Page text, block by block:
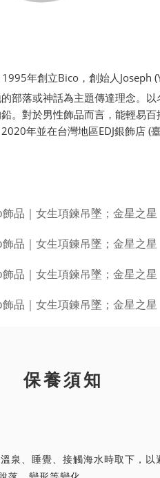
年創立Bico，創始人Joseph
部落或神話為主題傳達理念。
。對於男性飾品而言，能輕易
年並在台灣地區EDJ銀飾店 (
保養須知
泉、睡覺、接觸海水時取下，